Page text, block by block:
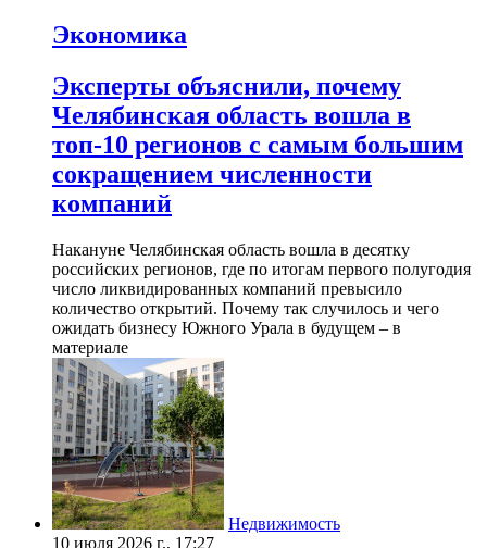
Экономика
Эксперты объяснили, почему
Челябинская область вошла в
топ-10 регионов с самым большим
сокращением численности
компаний
Накануне Челябинская область вошла в десятку
российских регионов, где по итогам первого полугодия
число ликвидированных компаний превысило
количество открытий. Почему так случилось и чего
ожидать бизнесу Южного Урала в будущем – в
материале
Недвижимость
10 июля 2026 г., 17:27